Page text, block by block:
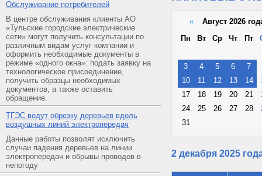
Обслуживание потребителей
В центре обслуживания клиенты АО
«Тульские городские электрические
сети» могут получить консультации по
различным видам услуг компании и
оформить необходимые документы в
режиме «одного окна»: подать заявку на
технологическое присоединение,
получить образцы необходимых
документов, а также оставить
обращение.
ТГЭС ведут обрезку деревьев вдоль
воздушных линий электропередач
Данные работы позволят исключить
случаи падения деревьев на линии
электропередач и обрывы проводов в
непогоду
«
Август 2026
Пн
Вт Ср Чт Пт
3 4 5 6
7
10
11 12 13 14
17
18 19 20 21
24
25 26 27 28
31
2 декабря 2025